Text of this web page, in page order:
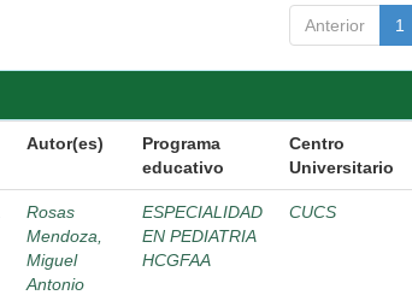
Anterior 1
Autor(es)
Programa
educativo
Centro
Universitario
Rosas
Mendoza,
Miguel
Antonio
ESPECIALIDAD
EN PEDIATRIA
HCGFAA
CUCS